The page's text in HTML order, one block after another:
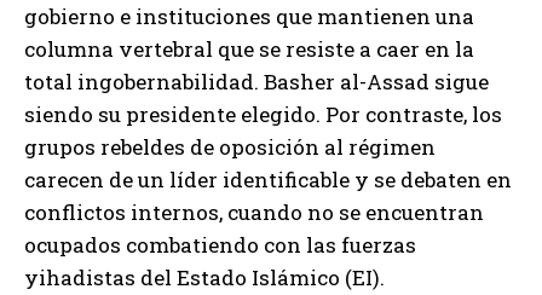
gobierno e instituciones que mantienen una
columna vertebral que se resiste a caer en la
total ingobernabilidad. Basher al-Assad sigue
siendo su presidente elegido. Por contraste, los
grupos rebeldes de oposición al régimen
carecen de un líder identificable y se debaten en
conflictos internos, cuando no se encuentran
ocupados combatiendo con las fuerzas
yihadistas del Estado Islámico (EI).